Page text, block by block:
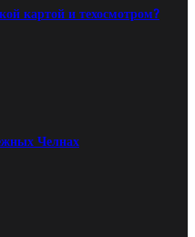
картой и техосмотром?
Челнах